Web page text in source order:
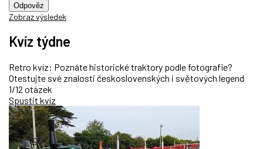
Odpověz
Zobraz výsledek
Kvíz týdne
Retro kvíz: Poznáte historické traktory podle fotografie?
Otestujte své znalosti československých i světových legend
1/12 otázek
Spustit kvíz